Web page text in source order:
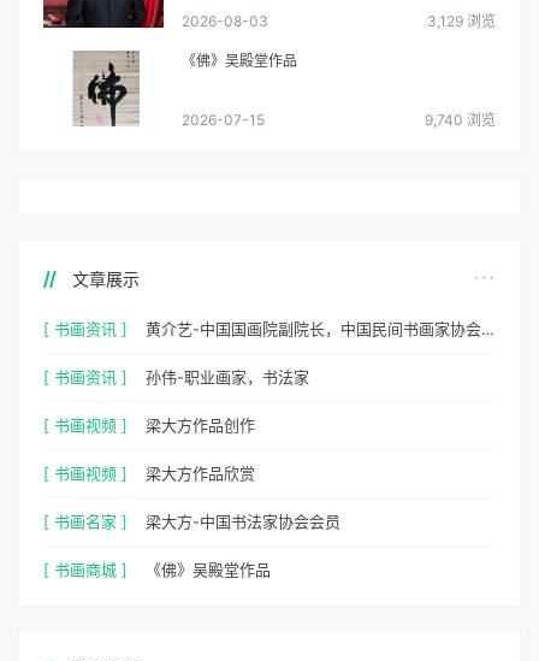
2026-08-03 3,129 浏览
《佛》吴殿堂作品
2026-07-15 9,740 浏览
文章展示
[ 书画资讯 ] 黄介艺-中国国画院副院长，中国民间书画家协会副主席
[ 书画资讯 ] 孙伟-职业画家，书法家
[ 书画视频 ] 梁大方作品创作
[ 书画视频 ] 梁大方作品欣赏
[ 书画名家 ] 梁大方-中国书法家协会会员
[ 书画商城 ] 《佛》吴殿堂作品